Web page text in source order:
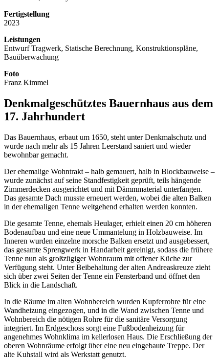
Fertigstellung
2023
Leistungen
Entwurf Tragwerk, Statische Berechnung, Konstruktionspläne,
Bauüberwachung
Foto
Franz Kimmel
Denkmalgeschütztes Bauernhaus aus dem
17. Jahrhundert
Das Bauernhaus, erbaut um 1650, steht unter Denkmalschutz und
wurde nach mehr als 15 Jahren Leerstand saniert und wieder
bewohnbar gemacht.
Der ehemalige Wohntrakt – halb gemauert, halb in Blockbauweise –
wurde zunächst auf seine Standfestigkeit geprüft, teils hängende
Zimmerdecken ausgerichtet und mit Dämmmaterial unterfangen.
Das gesamte Dach musste erneuert werden, wobei die alten Balken
in der ehemaligen Tenne weitgehend erhalten werden konnten.
Die gesamte Tenne, ehemals Heulager, erhielt einen 20 cm höheren
Bodenaufbau und eine neue Ummantelung in Holzbauweise. Im
Inneren wurden einzelne morsche Balken ersetzt und ausgebessert,
das gesamte Sprengwerk in Handarbeit gereinigt, sodass die frühere
Tenne nun als großzügiger Wohnraum mit offener Küche zur
Verfügung steht. Unter Beibehaltung der alten Andreaskreuze zieht
sich über zwei Seiten der Tenne ein Fensterband und öffnet den
Blick in die Landschaft.
In die Räume im alten Wohnbereich wurden Kupferrohre für eine
Wandheizung eingezogen, und in die Wand zwischen Tenne und
Wohnbereich die nötigen Rohre für die sanitäre Versorgung
integriert. Im Erdgeschoss sorgt eine Fußbodenheizung für
angenehmes Wohnklima im kellerlosen Haus. Die Erschließung der
oberen Wohnräume erfolgt über eine neu eingebaute Treppe. Der
alte Kuhstall wird als Werkstatt genutzt.